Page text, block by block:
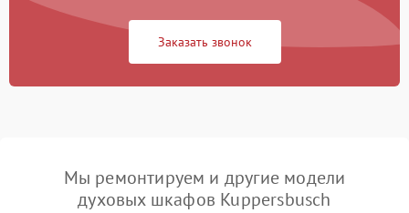
Заказать звонок
Мы ремонтируем и другие модели
духовых шкафов Kuppersbusch